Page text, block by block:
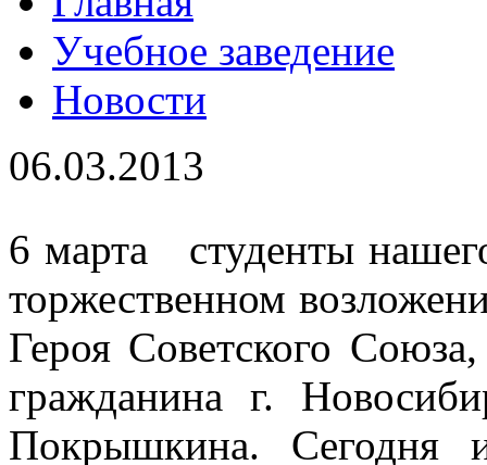
Учебное заведение
Новости
06.03.2013
6 марта студенты
торжественном
Героя Советского
гражданина г.
Покрышкина. Сегодня